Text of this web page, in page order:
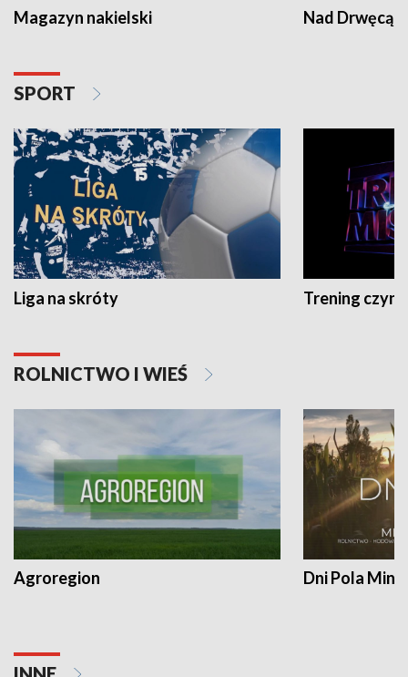
Magazyn nakielski Nad Drwęcą
SPORT
Liga na skróty Trening czyni
ROLNICTWO I WIEŚ
Agroregion Dni Pola